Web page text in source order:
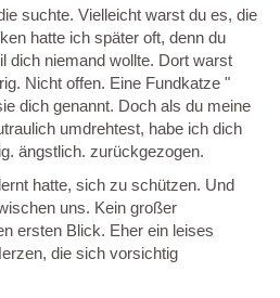
suchte. Vielleicht warst du es, die
hatte ich später oft, denn du
dich niemand wollte. Dort warst
Nicht offen. Eine Fundkatze "
dich genannt. Doch als du meine
umdrehtest, habe ich dich
ängstlich. zurückgezogen.
hatte, sich zu schützen. Und
uns. Kein großer
ersten Blick. Eher ein leises
die sich vorsichtig